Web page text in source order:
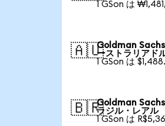
1 GSon は
🇦🇺Goldman
ーストラリアド
1 GSon は
🇧🇷Goldman
ラジル・レアル
1 GSon は